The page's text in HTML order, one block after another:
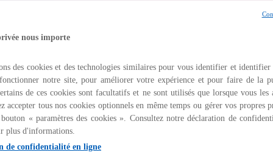
de
d’incertitude géopolitique et de profonde
artificielle marque un tournant décisif
, KPMG lors de cette 10ème édition a
d’une innovation créatrice de valeur.
nous importe
des cookies et des technologies similaires pour vous identifier et identifier
notre site, pour améliorer votre expérience et pour faire de la
de ces cookies sont facultatifs et ne sont utilisés que lorsque vous les
accepter tous nos cookies optionnels en même temps ou gérer vos propres
« paramètres des cookies ». Consultez notre déclaration de
plus d'informations.
de confidentialité en ligne